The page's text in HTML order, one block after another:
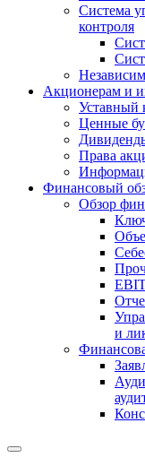
Система
контроля
Акционерам и
Уставный
Ценные
Права
Финансовый
Обзор
и